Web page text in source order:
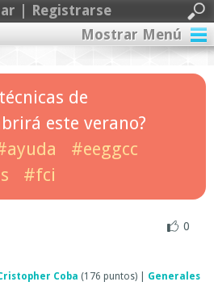
| Registrarse
Mostrar Menú
de
este verano?
#eeggcc
#fci
0
Coba (176 puntos)
Generales